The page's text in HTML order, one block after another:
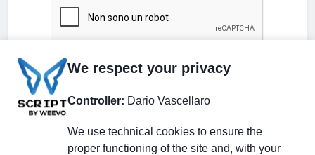
We respect your privacy
Controller: Dario Vascellaro
We use technical cookies to ensure the
proper functioning of the site and, with your